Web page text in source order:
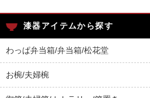
漆器アイテムから探す
わっぱ弁当箱/弁当箱/松花堂
お椀/夫婦椀